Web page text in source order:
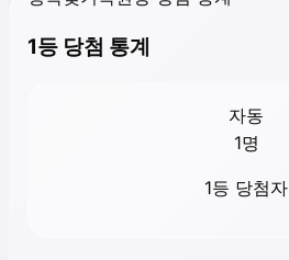
1등 당첨 통계
자동
1명
1등 당첨자